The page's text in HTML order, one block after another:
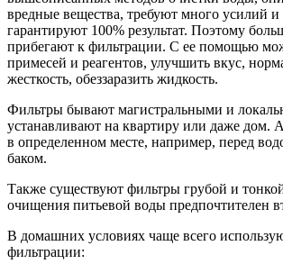
вредные вещества, требуют много усилий
гарантируют 100% результат. Поэтому
прибегают к фильтрации. С ее помощью
примесей и реагентов, улучшить вкус,
жесткость, обеззаразить жидкость.
Фильтры бывают магистральными и
устанавливают на квартиру или даже дом.
в определенном месте, например, перед
баком.
Также существуют фильтры грубой и
очищения питьевой воды предпочтителен
В домашних условиях чаще всего
фильтрации: